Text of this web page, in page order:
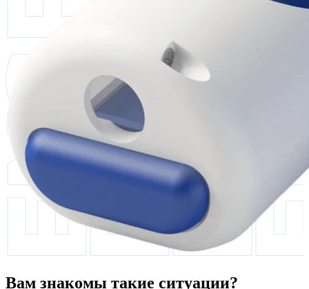
Вам знакомы такие ситуации?